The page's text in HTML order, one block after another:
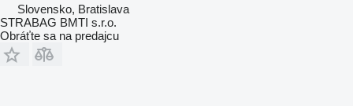
Slovensko, Bratislava
STRABAG BMTI s.r.o.
Obráťte sa na predajcu